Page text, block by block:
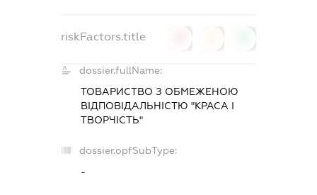
riskFactors.title
dossier.fullName:
ТОВАРИСТВО З ОБМЕЖЕНОЮ
ВІДПОВІДАЛЬНІСТЮ "КРАСА І
ТВОРЧІСТЬ"
dossier.opfSubType:
-